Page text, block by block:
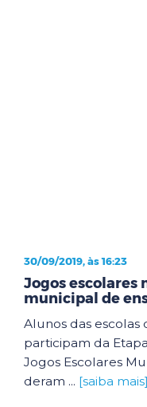
30/09/2019, às 16:23
Jogos escolares
municipal de
Alunos das
participam da
Jogos Escolares
deram ... [saiba mais]